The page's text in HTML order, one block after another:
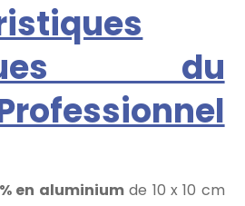
du
en aluminiumde 10 x 10 cm